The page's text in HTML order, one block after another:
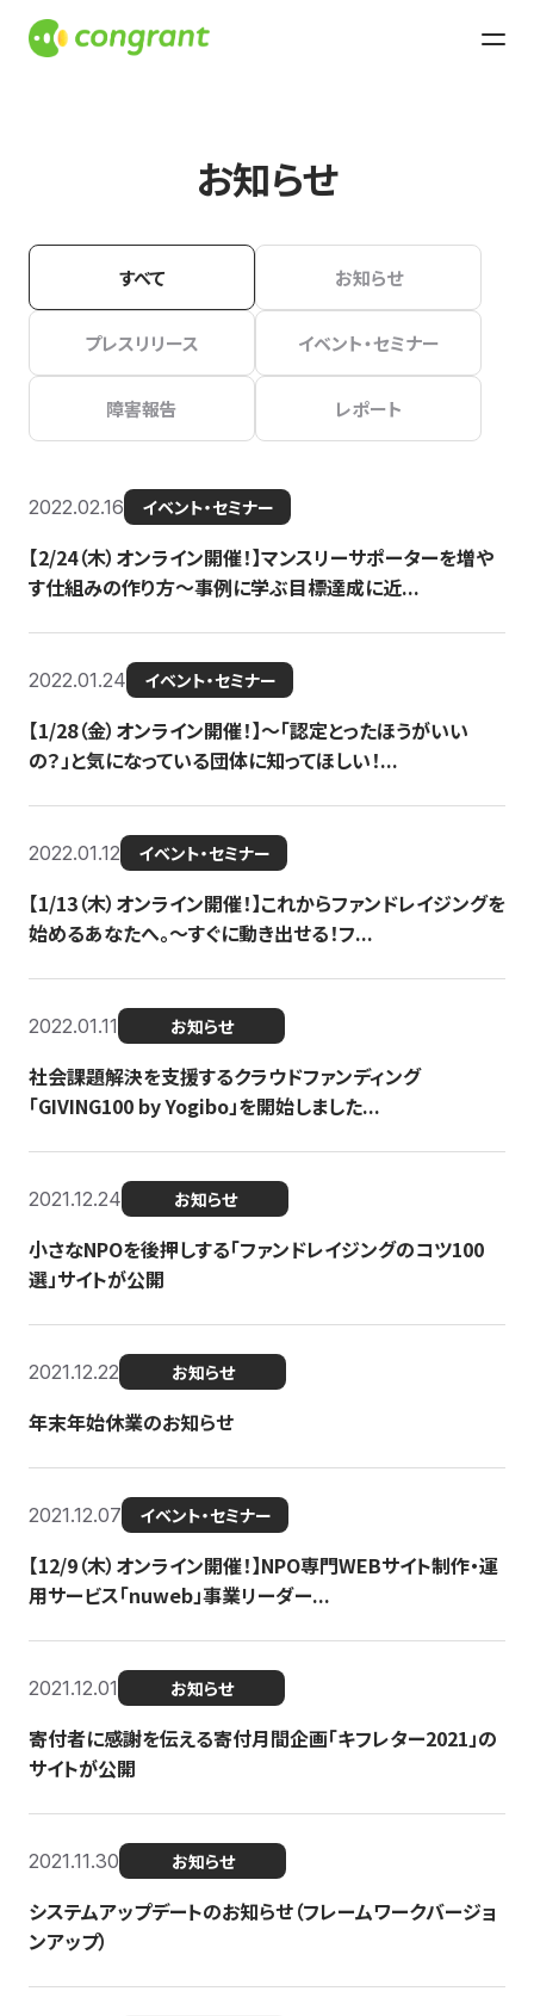
お知らせ
すべて お知らせ
プレスリリース イベント・セミナー
障害報告 レポート
2022.02.16 イベント・セミナー
【2/24（木）オンライン開催！】マンスリーサポーターを増や
す仕組みの作り方〜事例に学ぶ目標達成に近...
2022.01.24 イベント・セミナー
【1/28（金）オンライン開催！】〜「認定とったほうがいい
の？」と気になっている団体に知ってほしい！...
2022.01.12 イベント・セミナー
【1/13（木）オンライン開催！】これからファンドレイジングを
始めるあなたへ。〜すぐに動き出せる！フ...
2022.01.11 お知らせ
社会課題解決を支援するクラウドファンディング
「GIVING100 by Yogibo」を開始しました...
2021.12.24 お知らせ
小さなNPOを後押しする「ファンドレイジングのコツ100
選」サイトが公開
2021.12.22 お知らせ
年末年始休業のお知らせ
2021.12.07 イベント・セミナー
【12/9（木）オンライン開催！】NPO専門WEBサイト制作・運
用サービス「nuweb」事業リーダー...
2021.12.01 お知らせ
寄付者に感謝を伝える寄付月間企画「キフレター2021」の
サイトが公開
2021.11.30 お知らせ
システムアップデートのお知らせ（フレームワークバージョ
ンアップ）